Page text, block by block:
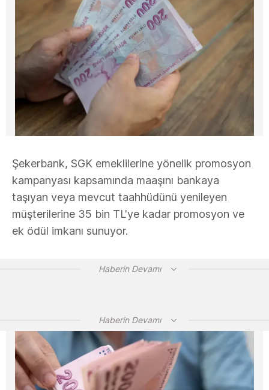
Şekerbank, SGK emeklilerine yönelik promosyon
kampanyası kapsamında maaşını bankaya
taşıyan veya mevcut taahhüdünü yenileyen
müşterilerine 35 bin TL'ye kadar promosyon ve
ek ödül imkanı sunuyor.
Haberin Devamı
Haberin Devamı